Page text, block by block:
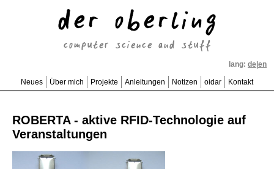
der oberling
computer science and stuff
lang: de en
Neues Über mich Projekte Anleitungen Notizen oidar Kontakt
ROBERTA - aktive RFID-Technologie auf
Veranstaltungen